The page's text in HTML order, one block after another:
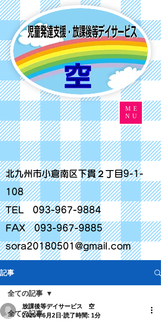
北九州市小倉南区下貫２丁目9-1-
108
TEL
093-967-9884
FAX093-967-9885
sora20180501@gmail.com
ME
NU
記事
全ての記事
全ての記事
放課後等デイサービス 空
2025年6月2日 読了時間: 1分